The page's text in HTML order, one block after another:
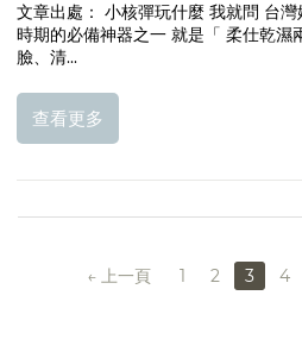
文章出處： 小核彈玩什麼 我就問 台
時期的必備神器之一 就是「 柔仕乾濕
臉、清...
查看更多
上一頁 1 2 3 4